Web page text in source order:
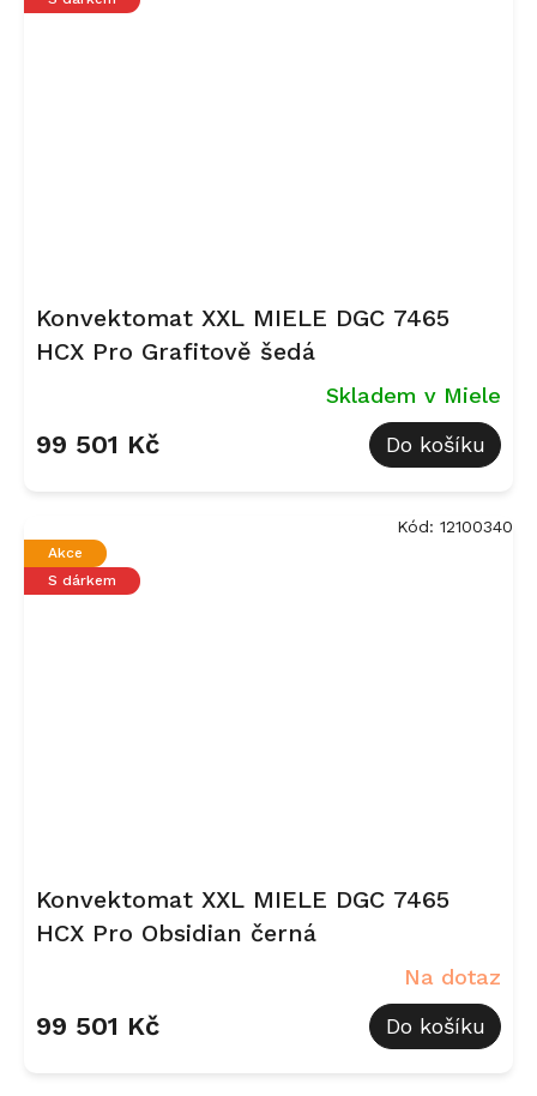
Konvektomat XXL MIELE DGC 7465
HCX Pro Grafitově šedá
Skladem v Miele
99 501 Kč Do košíku
Akce
S dárkem
Konvektomat XXL MIELE DGC 7465
HCX Pro Obsidian černá
Na dotaz
99 501 Kč Do košíku
Kód: 12100340